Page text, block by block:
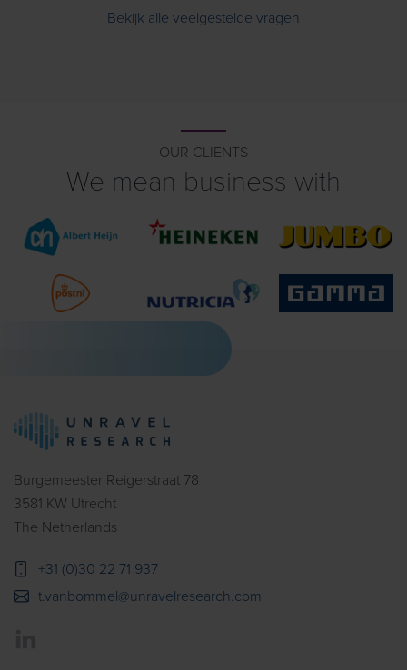
Bekijk alle veelgestelde vragen
OUR CLIENTS
We mean business with
Burgemeester Reigerstraat 78
3581 KW Utrecht
The Netherlands
+31 (0)30 22 71 937
t.vanbommel@unravelresearch.com